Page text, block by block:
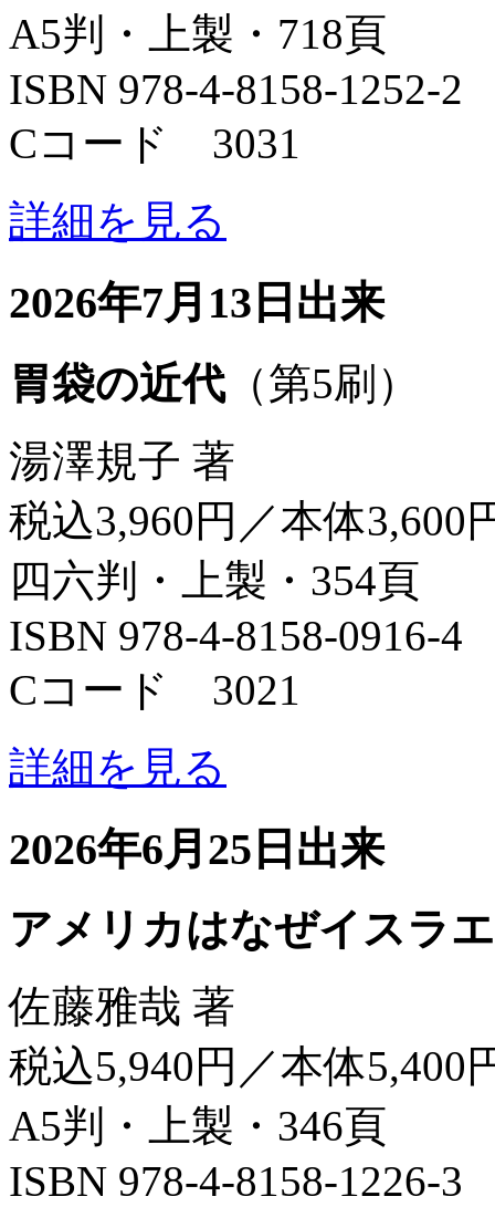
A5判・上製・718頁
ISBN 978-4-8158-1252-2
Cコード 3031
詳細を見る
2026年7月13日出来
胃袋の近代（第5刷）
湯澤規子 著
税込3,960円／本体3,600
四六判・上製・354頁
ISBN 978-4-8158-0916-4
Cコード 3021
詳細を見る
2026年6月25日出来
アメリカはなぜイスラ
佐藤雅哉 著
税込5,940円／本体5,400
A5判・上製・346頁
ISBN 978-4-8158-1226-3